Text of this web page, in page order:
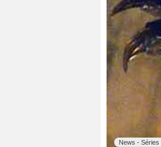
News - Séries